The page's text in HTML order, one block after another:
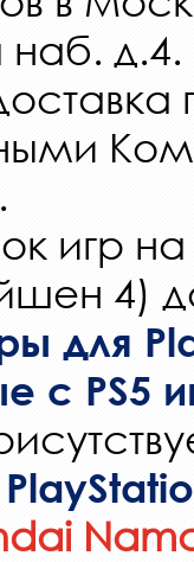
наб. д.4.
игр на
4)
для
с PS5